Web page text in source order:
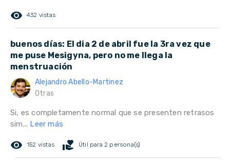
remove_red_eye 432 vistas
buenos días: El dia 2 de abril fue la 3ra vez que
me puse Mesigyna, pero no me llega la
menstruación
Alejandro Abello-Martinez
Otras
Si, es completamente normal que se presenten retrasos
sim... Leer más
remove_red_eye 152 vistas volunteer_activism Útil para 2 persona(s)